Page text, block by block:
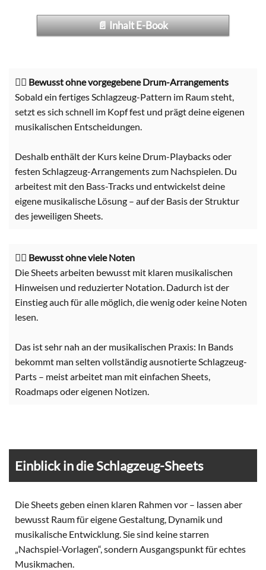
📄 Inhalt E-Book
👉🏼 Bewusst ohne vorgegebene Drum-Arrangements
Sobald ein fertiges Schlagzeug-Pattern im Raum steht,
setzt es sich schnell im Kopf fest und prägt deine eigenen
musikalischen Entscheidungen.
Deshalb enthält der Kurs keine Drum-Playbacks oder
festen Schlagzeug-Arrangements zum Nachspielen. Du
arbeitest mit den Bass-Tracks und entwickelst deine
eigene musikalische Lösung – auf der Basis der Struktur
des jeweiligen Sheets.
👉🏼 Bewusst ohne viele Noten
Die Sheets arbeiten bewusst mit klaren musikalischen
Hinweisen und reduzierter Notation. Dadurch ist der
Einstieg auch für alle möglich, die wenig oder keine Noten
lesen.
Das ist sehr nah an der musikalischen Praxis: In Bands
bekommt man selten vollständig ausnotierte Schlagzeug-
Parts – meist arbeitet man mit einfachen Sheets,
Roadmaps oder eigenen Notizen.
Einblick in die Schlagzeug-Sheets
Die Sheets geben einen klaren Rahmen vor – lassen aber
bewusst Raum für eigene Gestaltung, Dynamik und
musikalische Entwicklung. Sie sind keine starren
„Nachspiel-Vorlagen“, sondern Ausgangspunkt für echtes
Musikmachen.